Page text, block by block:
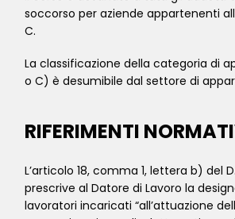
soccorso per aziende appartenenti
C.
La classificazione della categoria di
o C) è desumibile dal settore di
RIFERIMENTI
L’articolo 18, comma 1, lettera b) del
prescrive al Datore di Lavoro la
lavoratori incaricati “all’attuazione